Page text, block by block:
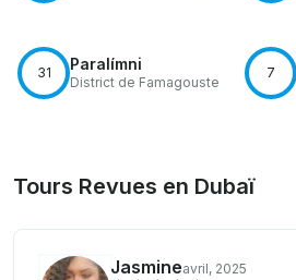
31 Paralímni
District de Famagouste
7
Tours Revues en Dubaï
Jasmineavril, 2025